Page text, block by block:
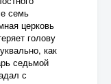
семь
церковь
голову
как
седьмой
с